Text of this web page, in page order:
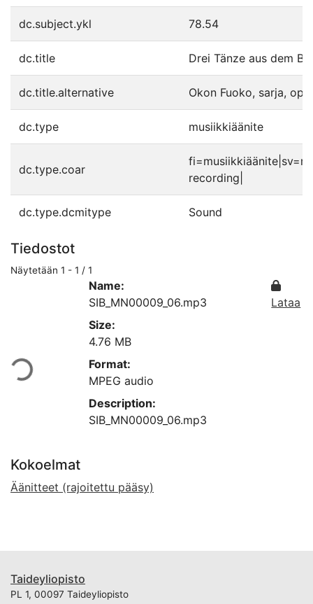
dc.subject.ykl 78.54
dc.title Drei Tänze aus dem
dc.title.alternative Okon Fuoko, sarja,
dc.type musiikkiäänite
dc.type.coar
recording|
dc.type.dcmitype Sound
Tiedostot
Näytetään 1 - 1 / 1
Ladataan...
Name:
SIB_MN00009_06.mp3
Size:
4.76 MB
Format:
MPEG audio
Description:
SIB_MN00009_06.mp3
Lataa
Kokoelmat
Äänitteet (rajoitettu pääsy)
Taideyliopisto
PL 1, 00097 Taideyliopisto